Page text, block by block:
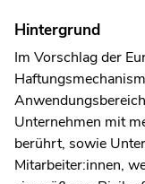
Hintergrund
Im Vorschlag der
Unternehmen mit
berührt, sowie
Mitarbeiter:innen,